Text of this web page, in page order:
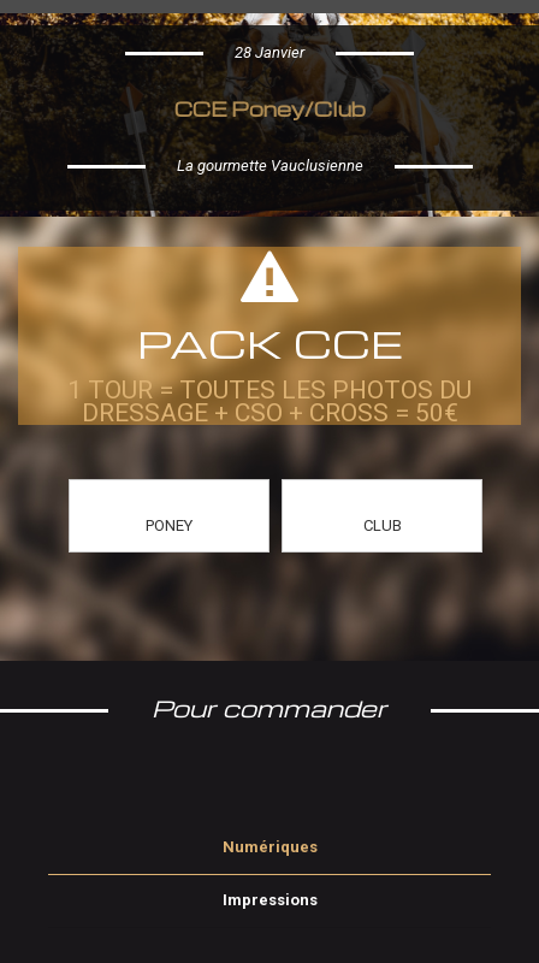
28 Janvier
CCE Poney/Club
La gourmette Vauclusienne
PACK CCE
1 TOUR = TOUTES LES PHOTOS DU
DRESSAGE + CSO + CROSS = 50€
PONEY CLUB
Pour commander
Numériques
Impressions